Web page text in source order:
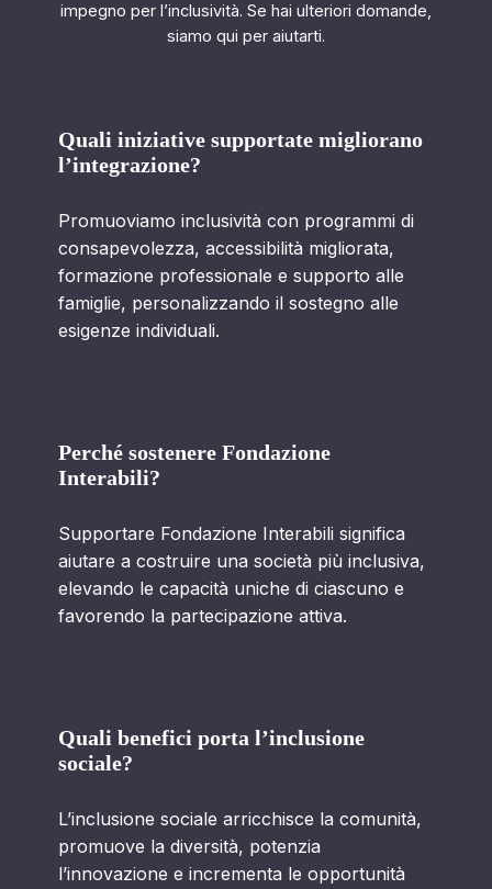
impegno per l’inclusività. Se hai ulteriori domande,
siamo qui per aiutarti.
Quali iniziative supportate migliorano
l’integrazione?
Promuoviamo inclusività con programmi di
consapevolezza, accessibilità migliorata,
formazione professionale e supporto alle
famiglie, personalizzando il sostegno alle
esigenze individuali.
Perché sostenere Fondazione
Interabili?
Supportare Fondazione Interabili significa
aiutare a costruire una società più inclusiva,
elevando le capacità uniche di ciascuno e
favorendo la partecipazione attiva.
Quali benefici porta l’inclusione
sociale?
L’inclusione sociale arricchisce la comunità,
promuove la diversità, potenzia
l’innovazione e incrementa le opportunità